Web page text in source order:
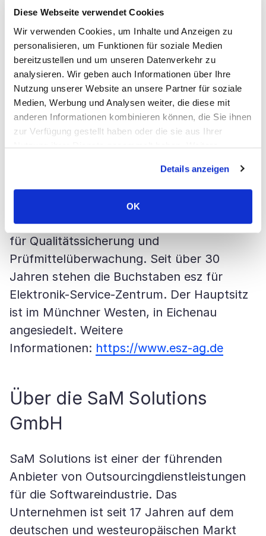
Diese Webseite verwendet Cookies
Wir verwenden Cookies, um Inhalte und Anzeigen zu
personalisieren, um Funktionen für soziale Medien
bereitzustellen und um unseren Datenverkehr zu
analysieren. Wir geben auch Informationen über Ihre
Nutzung unserer Website an unsere Partner für soziale
Medien, Werbung und Analysen weiter, die diese mit
anderen Informationen kombinieren können, die Sie ihnen
zur Verfügung gestellt haben oder die sie aus Ihrer
Nutzung ihrer Dienste gesammelt haben. Weitere
Details anzeigen
OK
Die esz AG zählt zu den renommiertesten
Unternehmen wenn es um Kalibrierung,
Prüfmittelmanagement und
Servicedienstleistungen rund um die
Messtechnik geht. Die esz AG unterhält
Stützpunkte in Deutschland und Europa.
Bei Herstellern und Entwicklern aus
Industrie, Wissenschaft und Gewerbe ist die
esz AG als herstellerunabhängiges,
überparteiliches Kalibrierlabor und
zuverlässige Dienstleistungszentrale
etabliert. Im Programm: ein vielfältiges
Leistungsangebot rund um die Messtechnik
für Qualitätssicherung und
Prüfmittelüberwachung. Seit über 30
Jahren stehen die Buchstaben esz für
Elektronik-Service-Zentrum. Der Hauptsitz
ist im Münchner Westen, in Eichenau
angesiedelt. Weitere
Informationen: https://www.esz-ag.de
Über die SaM Solutions
GmbH
SaM Solutions ist einer der führenden
Anbieter von Outsourcingdienstleistungen
für die Softwareindustrie. Das
Unternehmen ist seit 17 Jahren auf dem
deutschen und westeuropäischen Markt